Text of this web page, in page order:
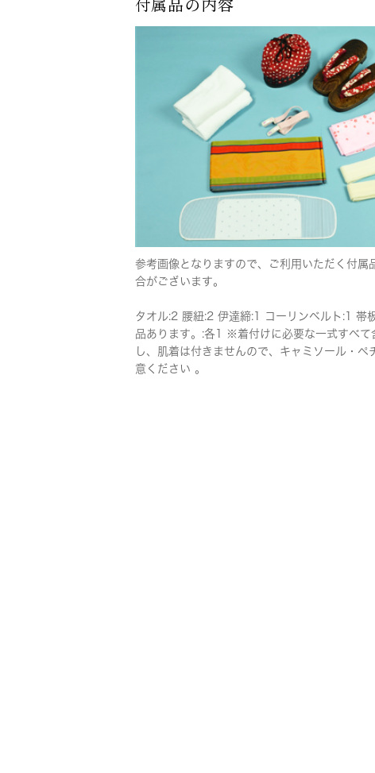
付属品の内容
参考画像となりますので、ご利用いただく付属
合がございます。
タオル:2 腰紐:2 伊達締:1 コーリンベルト:1 帯
品あります。:各1 ※着付けに必要な一式すべて
し、肌着は付きませんので、キャミソール・ペ
意ください 。